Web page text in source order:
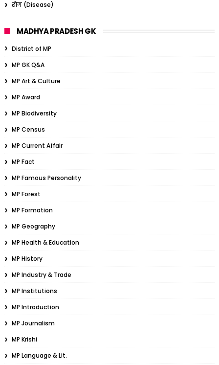
रोग (Disease)
MADHYA PRADESH GK
District of MP
MP GK Q&A
MP Art & Culture
MP Award
MP Biodiversity
MP Census
MP Current Affair
MP Fact
MP Famous Personality
MP Forest
MP Formation
MP Geography
MP Health & Education
MP History
MP Industry & Trade
MP Institutions
MP Introduction
MP Journalism
MP Krishi
MP Language & Lit.